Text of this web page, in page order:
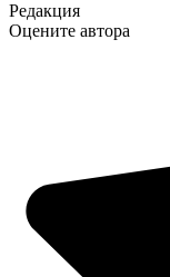
Редакция
Оцените автора